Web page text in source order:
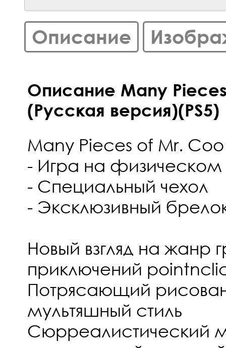
Описание
Описание Many
(Русская версия)(PS5)
Many Pieces of Mr.
- Игра на физическом
- Специальный чехол
- Эксклюзивный
Новый взгляд на жанр
приключений
Потрясающий
мультяшный стиль
Сюрреалистический